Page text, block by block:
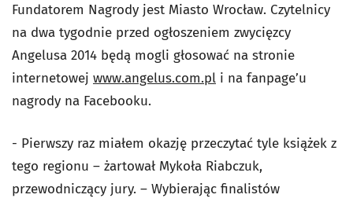
Fundatorem Nagrody jest Miasto Wrocław. Czytelnicy
na dwa tygodnie przed ogłoszeniem zwycięzcy
Angelusa 2014 będą mogli głosować na stronie
internetowej www.angelus.com.pl i na fanpage’u
nagrody na Facebooku.
- Pierwszy raz miałem okazję przeczytać tyle książek z
tego regionu – żartował Mykoła Riabczuk,
przewodniczący jury. – Wybierając finalistów